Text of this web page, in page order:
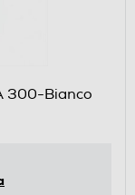
300-Bianco